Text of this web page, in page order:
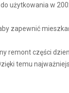
użytkowania w
zapewnić
remont części
temu